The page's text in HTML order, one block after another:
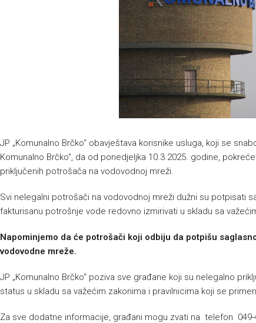
JP „Komunalno Brčko“ obavještava korisnike usluga, koji se
Komunalno Brčko“, da od ponedjeljka 10.3.2025. godine,
priključenih potrošača na vodovodnoj mreži.
Svi nelegalni potrošači na vodovodnoj mreži dužni su potpisati
fakturisanu potrošnje vode redovno izmirivati u skladu sa
Napominjemo da će potrošači koji odbiju da potpišu
vodovodne mreže.
JP „Komunalno Brčko“ poziva sve građane koji su nelegalno
status u skladu sa važećim zakonima i pravilnicima koji se
Za sve dodatne informacije, građani mogu zvati na telefon